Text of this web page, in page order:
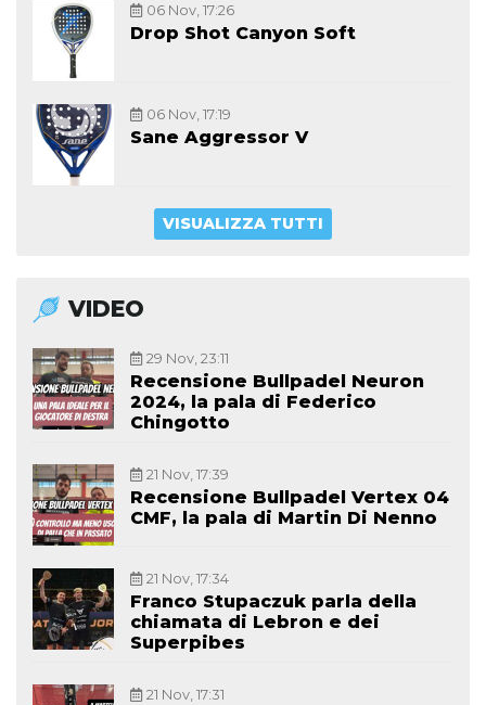
06 Nov, 17:26
Drop Shot Canyon Soft
06 Nov, 17:19
Sane Aggressor V
VISUALIZZA TUTTI
VIDEO
29 Nov, 23:11
Recensione Bullpadel Neuron
2024, la pala di Federico
Chingotto
21 Nov, 17:39
Recensione Bullpadel Vertex 04
CMF, la pala di Martin Di Nenno
21 Nov, 17:34
Franco Stupaczuk parla della
chiamata di Lebron e dei
Superpibes
21 Nov, 17:31